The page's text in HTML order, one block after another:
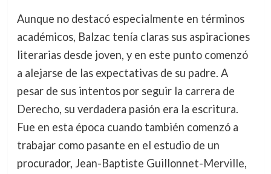
Aunque no destacó especialmente en términos
académicos, Balzac tenía claras sus aspiraciones
literarias desde joven, y en este punto comenzó
a alejarse de las expectativas de su padre. A
pesar de sus intentos por seguir la carrera de
Derecho, su verdadera pasión era la escritura.
Fue en esta época cuando también comenzó a
trabajar como pasante en el estudio de un
procurador, Jean-Baptiste Guillonnet-Merville,